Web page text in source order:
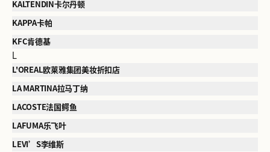
KALTENDIN卡尔丹顿
KAPPA卡帕
KFC肯德基
L
L'OREAL欧莱雅集团美妆折扣店
LA MARTINA拉马丁纳
LACOSTE法国鳄鱼
LAFUMA乐飞叶
LEVI’S李维斯